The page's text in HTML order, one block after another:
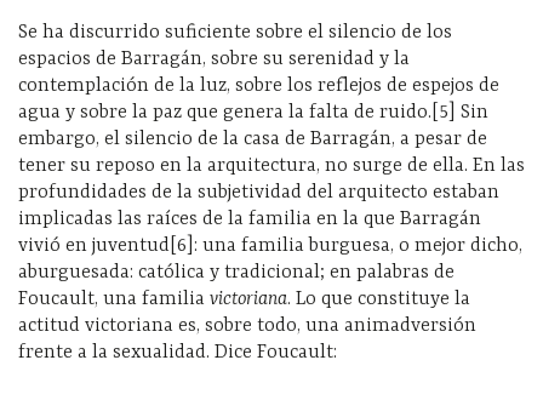
Se ha discurrido suficiente sobre el silencio de los
espacios de Barragán, sobre su serenidad y la
contemplación de la luz, sobre los reflejos de espejos de
agua y sobre la paz que genera la falta de ruido.[5] Sin
embargo, el silencio de la casa de Barragán, a pesar de
tener su reposo en la arquitectura, no surge de ella. En las
profundidades de la subjetividad del arquitecto estaban
implicadas las raíces de la familia en la que Barragán
vivió en juventud[6]: una familia burguesa, o mejor dicho,
aburguesada: católica y tradicional; en palabras de
Foucault, una familia victoriana. Lo que constituye la
actitud victoriana es, sobre todo, una animadversión
frente a la sexualidad. Dice Foucault: